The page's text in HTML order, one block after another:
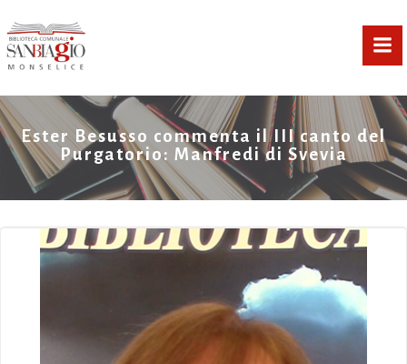
Ester Besusso commenta il III canto del
Purgatorio: Manfredi di Svevia